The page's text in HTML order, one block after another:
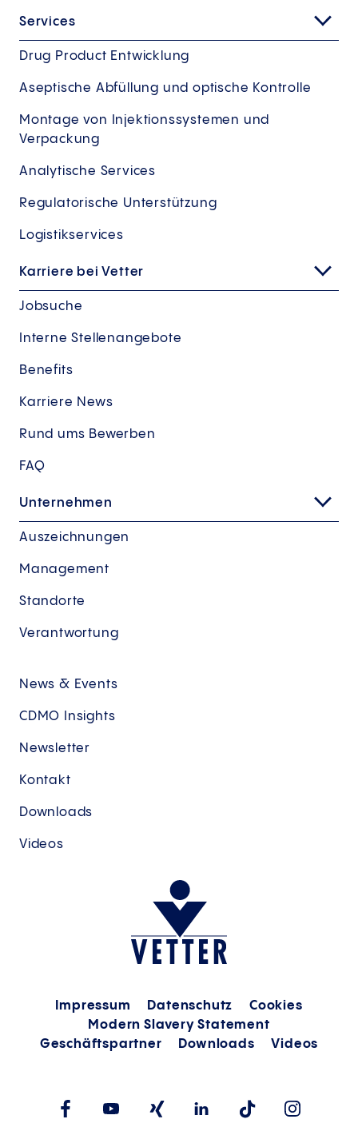
Services
Drug Product Entwicklung
Aseptische Abfüllung und optische Kontrolle
Montage von Injektionssystemen und
Verpackung
Analytische Services
Regulatorische Unterstützung
Logistikservices
Karriere bei Vetter
Jobsuche
Interne Stellenangebote
Benefits
Karriere News
Rund ums Bewerben
FAQ
Unternehmen
Auszeichnungen
Management
Standorte
Verantwortung
News & Events
CDMO Insights
Newsletter
Kontakt
Downloads
Videos
Impressum Datenschutz
Cookies
Modern Slavery Statement
Geschäftspartner
Downloads Videos